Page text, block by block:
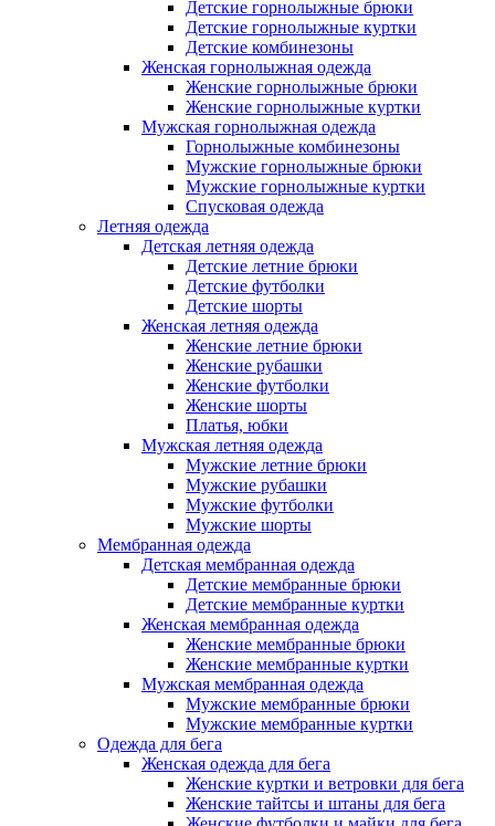
Детские горнолыжные брюки
Детские горнолыжные куртки
Детские комбинезоны
Женская горнолыжная одежда
Женские горнолыжные брюки
Женские горнолыжные куртки
Мужская горнолыжная одежда
Горнолыжные комбинезоны
Мужские горнолыжные брюки
Мужские горнолыжные куртки
Спусковая одежда
Летняя одежда
Детская летняя одежда
Детские летние брюки
Детские футболки
Детские шорты
Женская летняя одежда
Женские летние брюки
Женские рубашки
Женские футболки
Женские шорты
Платья, юбки
Мужская летняя одежда
Мужские летние брюки
Мужские рубашки
Мужские футболки
Мужские шорты
Мембранная одежда
Детская мембранная одежда
Детские мембранные брюки
Детские мембранные куртки
Женская мембранная одежда
Женские мембранные брюки
Женские мембранные куртки
Мужская мембранная одежда
Мужские мембранные брюки
Мужские мембранные куртки
Одежда для бега
Женская одежда для бега
Женские куртки и ветровки для бега
Женские тайтсы и штаны для бега